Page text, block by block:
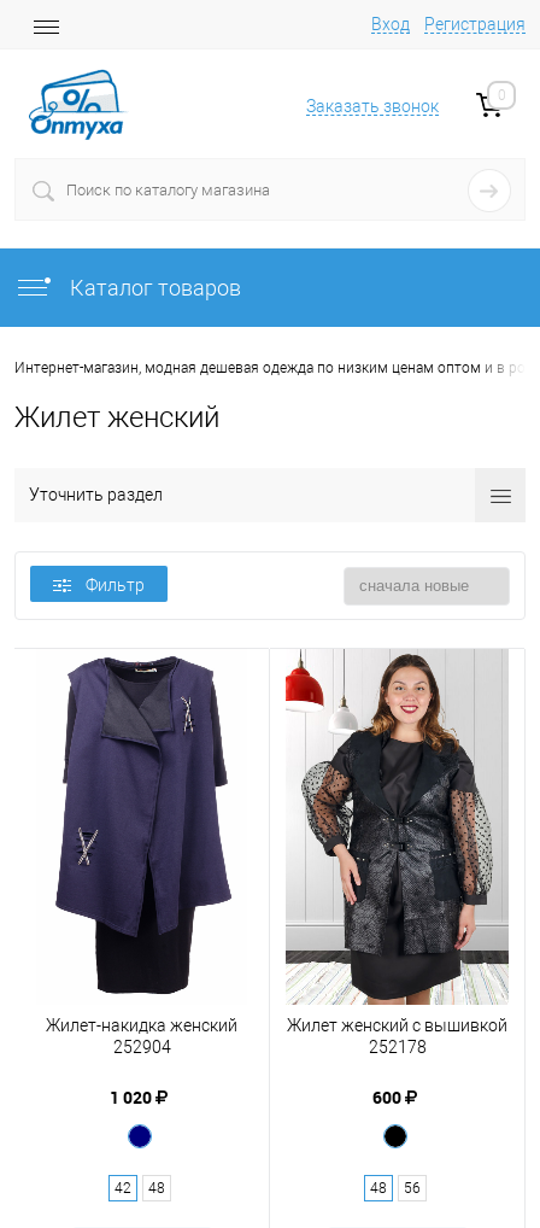
Вход Регистрация
Заказать звонок
0
Каталог товаров
Интернет-магазин, модная дешевая одежда по низким ценам оптом и в
Жилет женский
Уточнить раздел
Фильтр
Жилет-накидка женский
252904
1 020
42 48
Жилет женский с вышивкой
252178
600
48 56